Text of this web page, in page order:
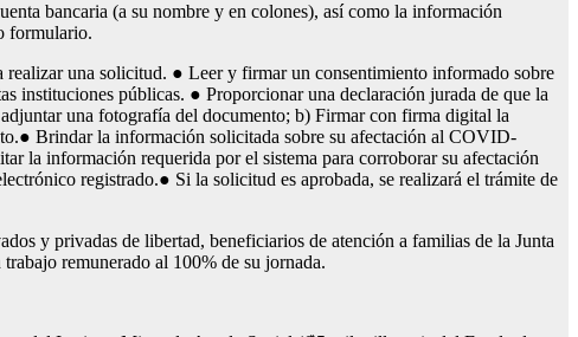
bancaria (a su nombre y en colones), así como la información
formulario.
realizar una solicitud. ● Leer y firmar un consentimiento informado sobre
instituciones públicas. ● Proporcionar una declaración jurada de que la
una fotografía del documento; b) Firmar con firma digital la
Brindar la información solicitada sobre su afectación al COVID-
la información requerida por el sistema para corroborar su afectación
registrado.● Si la solicitud es aprobada, se realizará el trámite de
y privadas de libertad, beneficiarios de atención a familias de la Junta
remunerado al 100% de su jornada.